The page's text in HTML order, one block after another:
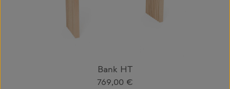
Bank HT
Regulärer Preis:
769,00 €